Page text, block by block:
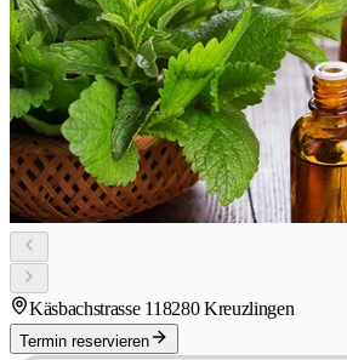
Käsbachstrasse 118280 Kreuzlingen
Termin reservieren